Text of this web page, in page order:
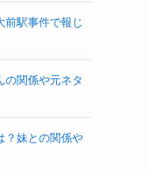
前駅事件で報じ
の関係や元ネタ
？妹との関係や